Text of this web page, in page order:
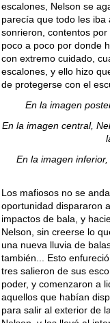
escalones, Nelson se
parecía que todo les
sonrieron, contentos
poco a poco por donde
con extremo cuidado,
escalones, y ello hizo
de protegerse con el
En la imagen
En la imagen central,
En la imagen
Los mafiosos no se
oportunidad dispararon
impactos de bala, y
Nelson, sin creerse lo
una nueva lluvia de
también... Esto
tres salieron de sus
poder, y comenzaron a
aquellos que habían
para salir al exterior de